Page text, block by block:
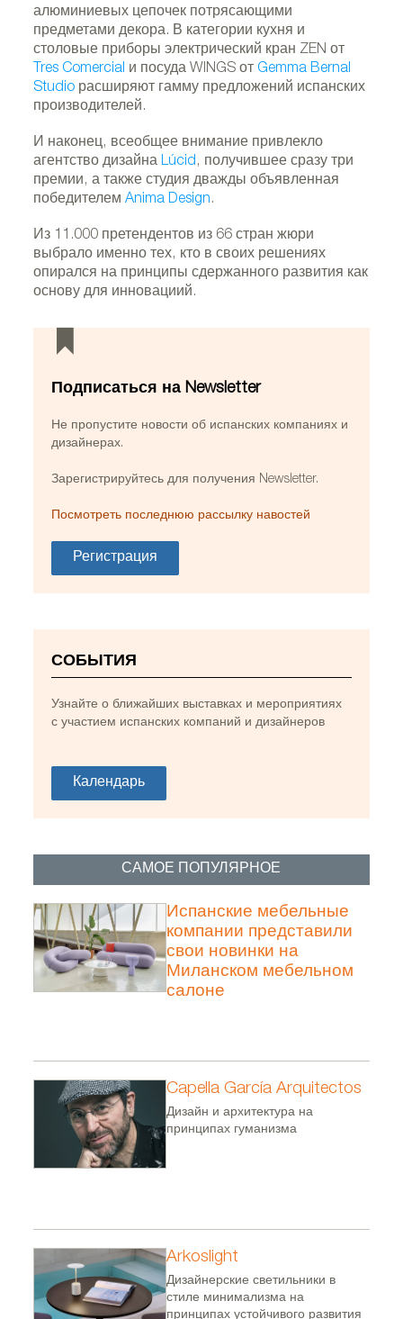
Кресла MEETIA от Ramón Esteve для Actiu. Фото
предоставлено Actiu.
алюминиевых цепочек потрясающими
предметами декора. В категории кухня и
столовые приборы электрический кран ZEN от
Tres Comercial и посуда WINGS от Gemma Bernal
Studio расширяют гамму предложений испанских
производителей.
И наконец, всеобщее внимание привлекло
агентство дизайнаLúcid, получившее сразу три
премии, а также студия дважды объявленная
победителемAnima Design.
Из 11.000 претендентов из 66 стран жюри
выбрало именно тех, кто в своих решениях
опирался на принципы сдержанного развития как
основу для инновациий.
Подписаться на Newsletter
Не пропустите новости об испанских компаниях и
дизайнерах.
Зарегистрируйтесь для получения Newsletter.
Посмотреть последнюю рассылку навостей
Регистрация
СОБЫТИЯ
Узнайте о ближайших выставках и мероприятиях
с участием испанских компаний и дизайнеров
Календарь
САМОЕ ПОПУЛЯРНОЕ
Испанские мебельные
компании представили
свои новинки на
Миланском мебельном
салоне
Capella García Arquitectos
Дизайн и архитектура на
принципах гуманизма
Arkoslight
Дизайнерские светильники в
стиле минимализма на
принципах устойчивого развития